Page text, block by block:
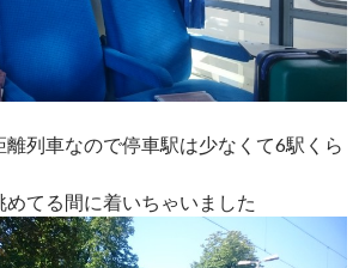
列車なので停車駅は少なくて6駅くら
てる間に着いちゃいました